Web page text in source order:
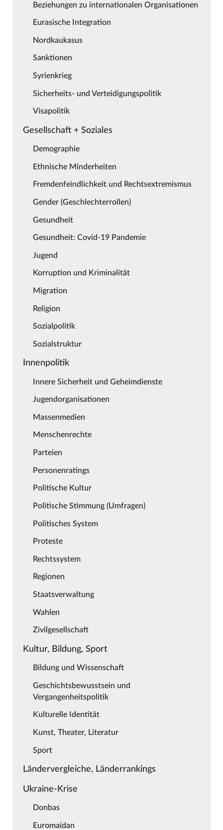
Beziehungen zu internationalen Organisationen
Eurasische Integration
Nordkaukasus
Sanktionen
Syrienkrieg
Sicherheits- und Verteidigungspolitik
Visapolitik
Gesellschaft + Soziales
Demographie
Ethnische Minderheiten
Fremdenfeindlichkeit und Rechtsextremismus
Gender (Geschlechterrollen)
Gesundheit
Gesundheit: Covid-19 Pandemie
Jugend
Korruption und Kriminalität
Migration
Religion
Sozialpolitik
Sozialstruktur
Innenpolitik
Innere Sicherheit und Geheimdienste
Jugendorganisationen
Massenmedien
Menschenrechte
Parteien
Personenratings
Politische Kultur
Politische Stimmung (Umfragen)
Politisches System
Proteste
Rechtssystem
Regionen
Staatsverwaltung
Wahlen
Zivilgesellschaft
Kultur, Bildung, Sport
Bildung und Wissenschaft
Geschichtsbewusstsein und
Vergangenheitspolitik
Kulturelle Identität
Kunst, Theater, Literatur
Sport
Ländervergleiche, Länderrankings
Ukraine-Krise
Donbas
Euromaidan